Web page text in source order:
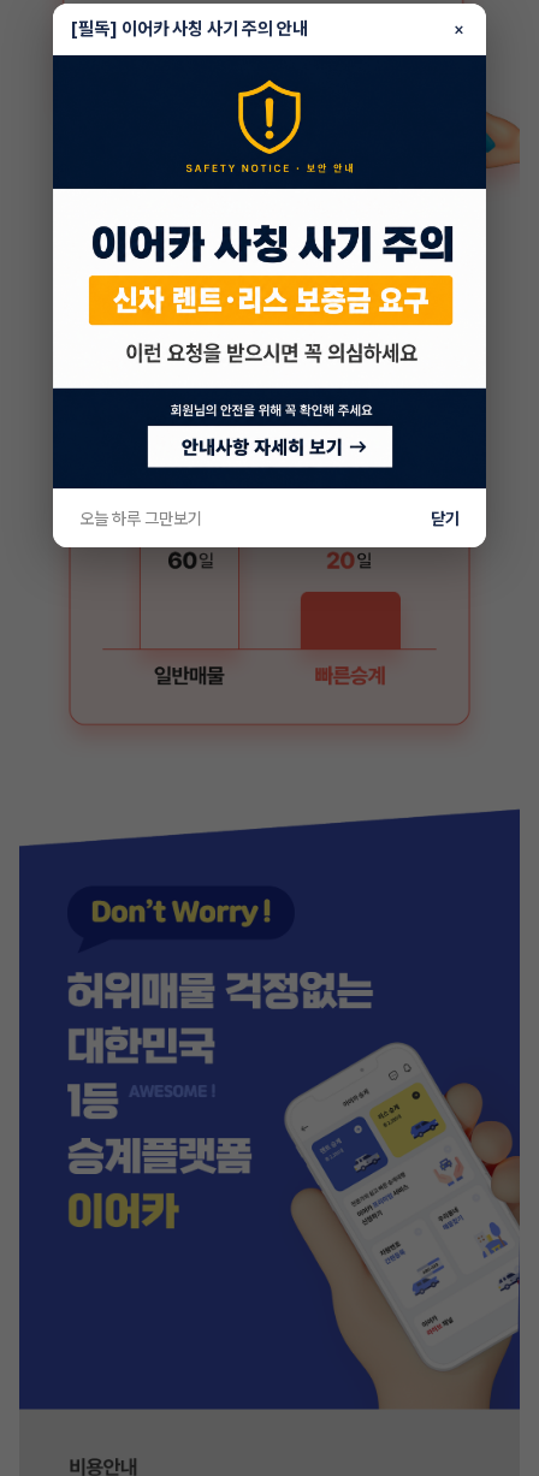
[필독] 이어카 사칭 사기 주의 안내 ×
오늘 하루 그만보기 닫기